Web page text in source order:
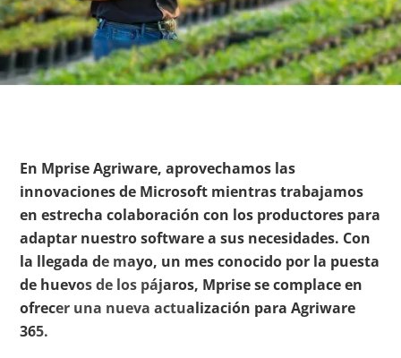
En Mprise Agriware, aprovechamos las
innovaciones de Microsoft mientras trabajamos
en estrecha colaboración con los productores para
adaptar nuestro software a sus necesidades. Con
la llegada de mayo, un mes conocido por la puesta
de huevos de los pájaros, Mprise se complace en
ofrecer una nueva actualización para Agriware
365.